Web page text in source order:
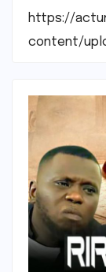
https://
content/